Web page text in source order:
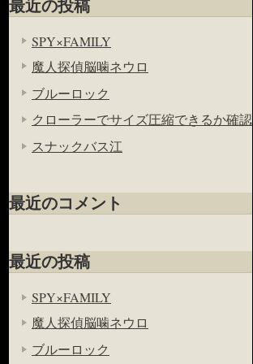
最近の投稿
SPY×FAMILY
魔人探偵脳噛ネウロ
ブルーロック
クローラーでサイズ圧縮できるか確認
スナックバス江
最近のコメント
最近の投稿
SPY×FAMILY
魔人探偵脳噛ネウロ
ブルーロック